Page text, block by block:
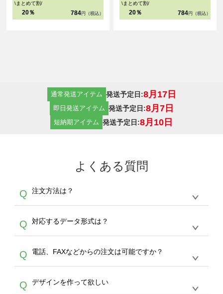
\まとめて割/
20％ 784 円（税込）
\まとめて割/
20％ 784 円（税込）
通常発送アイテム 発送予定日:8月17日
即日発送アイテム 発送予定日:8月7日
短納期アイテム 発送予定日:8月10日
よくある質問
Q 注文方法は？
A
生産にて承っております。デザインツールから
デザインの作成から決済まで完了できます。
30枚以上やシルク印刷など、大口注文の場合
は、サポートが担当するエコバッグコンシェル
やタンブラーコンシェルをご利用ください。製
作する数量が多ければ多いほど、オンデマンド
サービスよりも低価格で製作することが可能で
Q 対応するデータ形式は？
A
ドできるデータ形式は、JPG / PNG / AI / PSD /
PDF 形式になります。データの最大サイズ
写真などもアップロード可能です。使用できな
Q 電話、FAXなどからの注文は可能ですか？
A
文のみ受け付けております。30個以上のご製
Q デザインを作って欲しい